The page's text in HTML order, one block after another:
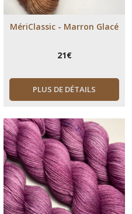
MériClassic - Marron Glacé
21€
PLUS DE DÉTAILS